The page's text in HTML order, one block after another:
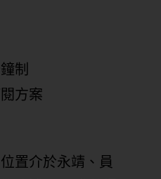
制
方案
置介於永靖、員